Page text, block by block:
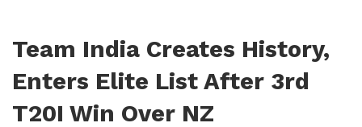
Team India Creates History,
Enters Elite List After 3rd
T20I Win Over NZ